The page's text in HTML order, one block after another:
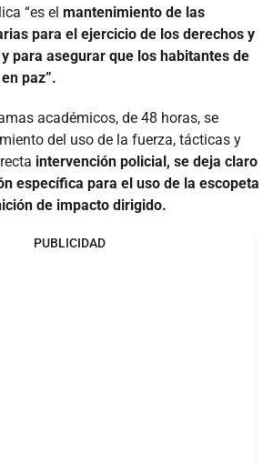
“es el mantenimiento de las
para el ejercicio de los derechos y
para asegurar que los habitantes de
paz”.
académicos, de 48 horas, se
del uso de la fuerza, tácticas y
intervención policial, se deja claro
específica para el uso de la escopeta
de impacto dirigido.
PUBLICIDAD